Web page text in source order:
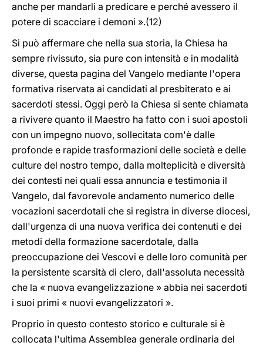
anche per mandarli a predicare e perché avessero il
potere di scacciare i demoni ».(12)
Si può affermare che nella sua storia, la Chiesa ha
sempre rivissuto, sia pure con intensità e in modalità
diverse, questa pagina del Vangelo mediante l'opera
formativa riservata ai candidati al presbiterato e ai
sacerdoti stessi. Oggi però la Chiesa si sente chiamata
a rivivere quanto il Maestro ha fatto con i suoi apostoli
con un impegno nuovo, sollecitata com'è dalle
profonde e rapide trasformazioni delle società e delle
culture del nostro tempo, dalla molteplicità e diversità
dei contesti nei quali essa annuncia e testimonia il
Vangelo, dal favorevole andamento numerico delle
vocazioni sacerdotali che si registra in diverse diocesi,
dall'urgenza di una nuova verifica dei contenuti e dei
metodi della formazione sacerdotale, dalla
preoccupazione dei Vescovi e delle loro comunità per
la persistente scarsità di clero, dall'assoluta necessità
che la « nuova evangelizzazione » abbia nei sacerdoti
i suoi primi « nuovi evangelizzatori ».
Proprio in questo contesto storico e culturale si è
collocata l'ultima Assemblea generale ordinaria del